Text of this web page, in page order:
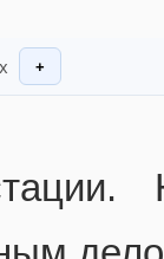
+